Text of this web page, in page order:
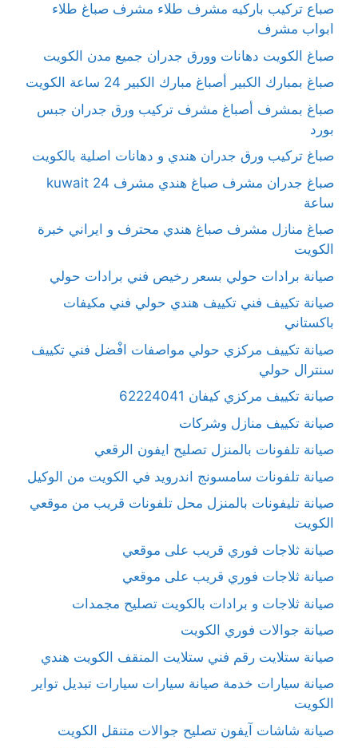
صباع تركيب باركيه مشرف طلاء مشرف صباغ طلاء
ابواب مشرف
صباغ الكويت دهانات وورق جدران جميع مدن الكويت
صباغ بمبارك الكبير أصباغ مبارك الكبير 24 ساعة الكويت
صباغ بمشرف أصباغ مشرف تركيب ورق جدران جبس
بورد
صباغ تركيب ورق جدران هندي و دهانات اصلية بالكويت
صباغ جدران مشرف صباغ هندي مشرف kuwait 24
ساعة
صباغ منازل مشرف صباغ هندي محترف و ايراني خبرة
الكويت
صيانة برادات حولي بسعر رخيص فني برادات حولي
صيانة تكييف فني تكييف هندي حولي فني مكيفات
باكستاني
صيانة تكييف مركزي حولي مواصفات افْضل فني تكييف
سنترال حولي
صيانة تكييف مركزي كيفان 62224041
صيانة تكييف منازل وشركات
صيانة تلفونات بالمنزل تصليح ايفون الرقعي
صيانة تلفونات سامسونج اندرويد في الكويت من الوكيل
صيانة تليفونات بالمنزل محل تلفونات قريب من موقعي
الكويت
صيانة ثلاجات فوري قريب على موقعي
صيانة ثلاجات فوري قريب على موقعي
صيانة ثلاجات و برادات بالكويت تصليح مجمدات
صيانة جوالات فوري الكويت
صيانة ستلايت رقم فني ستلايت المنقف الكويت هندي
صيانة سيارات خدمة صيانة سيارات سيارات تبديل تواير
الكويت
صيانة شاشات آيفون تصليح جوالات متنقل الكويت